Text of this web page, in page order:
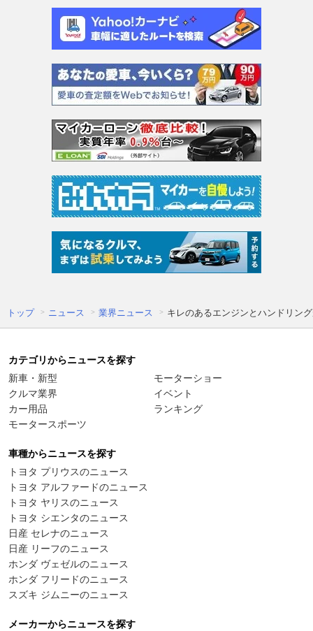
トップ ニュース 業界ニュース キレのあるエンジンとハンドリン
カテゴリからニュースを探す
新車・新型
クルマ業界
カー用品
モータースポーツ
モーターショー
イベント
ランキング
車種からニュースを探す
トヨタ プリウスのニュース
トヨタ アルファードのニュース
トヨタ ヤリスのニュース
トヨタ シエンタのニュース
日産 セレナのニュース
日産 リーフのニュース
ホンダ ヴェゼルのニュース
ホンダ フリードのニュース
スズキ ジムニーのニュース
メーカーからニュースを探す